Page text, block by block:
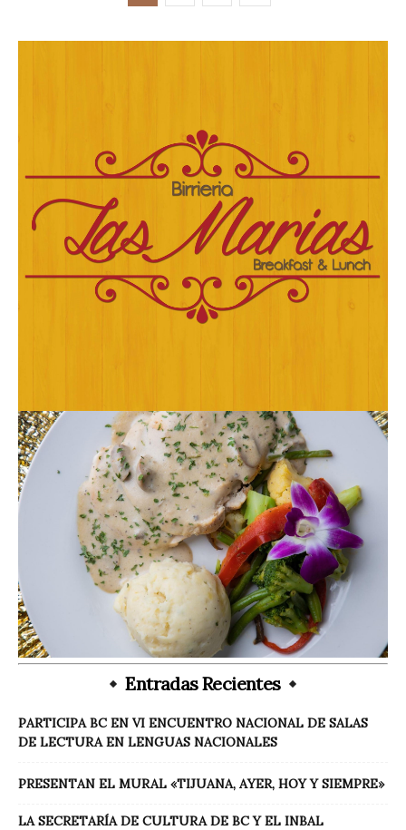
Entradas Recientes
PARTICIPA BC EN VI ENCUENTRO NACIONAL DE SALAS
DE LECTURA EN LENGUAS NACIONALES
PRESENTAN EL MURAL «TIJUANA, AYER, HOY Y SIEMPRE»
LA SECRETARÍA DE CULTURA DE BC Y EL INBAL